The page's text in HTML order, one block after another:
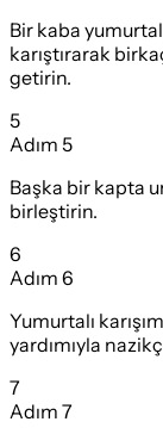
Bir kaba
karıştırarak
getirin.
5
Adım 5
Başka bir kapta
birleştirin.
6
Adım 6
Yumurtalı
yardımıyla
7
Adım 7